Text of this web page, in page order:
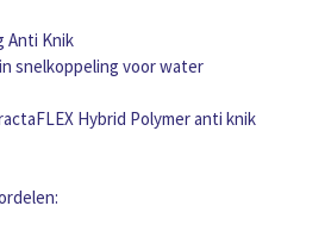
Anti Knik
snelkoppeling voor water
Hybrid Polymer anti knik